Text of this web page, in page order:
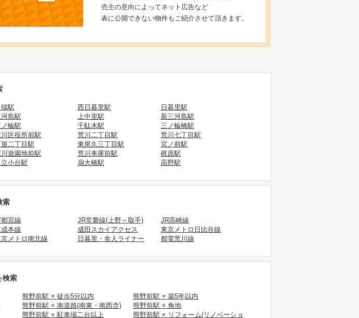
売主の意向によってネット広告など
表に公開できない物件もご紹介させて頂きます。
端駅 西日暮里駅
日暮里駅
島駅 上中里駅
新三河島駅
輪駅 千駄木駅
三ノ輪橋駅
区役所前駅 荒川二丁目駅
荒川七丁目駅
二丁目駅 東尾久三丁目駅
宮ノ前駅
遊園地前駅 荒川車庫前駅
梶原駅
立小台駅 扇大橋駅 高野駅
索
宮線 JR常磐線(上野～取手)
JR高崎線
本線 成田スカイアクセス
東京メトロ日比谷線
メトロ南北線 日暮里・舎人ライナー 都電荒川線
検索
熊野前駅 × 徒歩5分以内
熊野前駅 × 築5年以内
熊野前駅 × 南道路(南東・南西含)
熊野前駅 × 角地
熊野前駅 × 駐車場二台以上
熊野前駅 × リフォーム(リノベーショ